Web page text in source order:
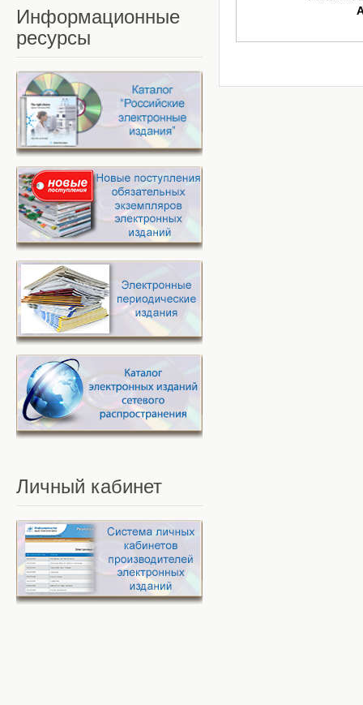
Информационные
ресурсы
Личный кабинет